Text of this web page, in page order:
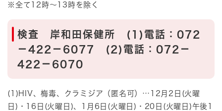
※全て12時～13時を除く
検査 岸和田保健所 (1)電話：072
－422－6077 (2)電話：072－
422－6070
(1)HIV、梅毒、クラミジア（匿名可）…12月2日(火曜
日)・16日(火曜日)、1月6日(火曜日)・20日(火曜日)午後1